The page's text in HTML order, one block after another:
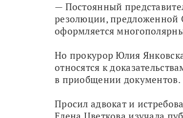
— Постоянный
резолюции, предложенной
оформляется
Но прокурор Юлия
относятся к
в приобщении документов.
Просил адвокат и